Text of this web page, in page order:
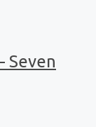
Seven